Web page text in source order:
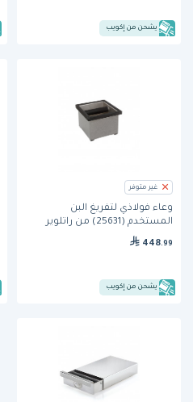
يشحن من إكويب
غير متوفر
وعاء فولاذي لتفريغ البن
المستخدم (25631) من راتلوير
448.99
يشحن من إكويب